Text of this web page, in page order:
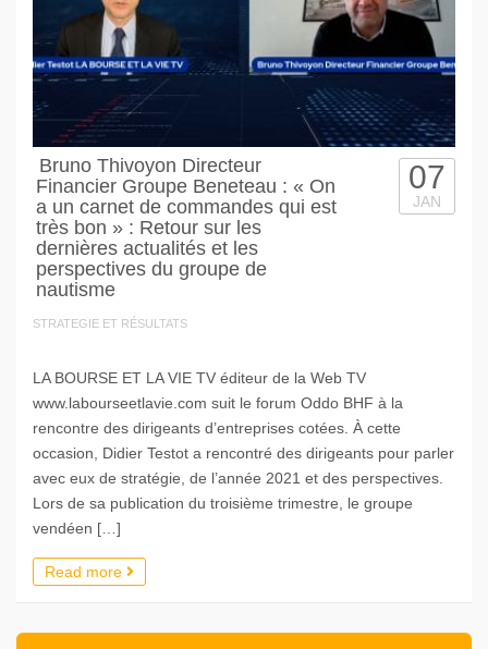
Bruno Thivoyon Directeur
Financier Groupe Beneteau : « On
a un carnet de commandes qui est
très bon » : Retour sur les
dernières actualités et les
perspectives du groupe de
nautisme
STRATEGIE ET RÉSULTATS
07
JAN
LA BOURSE ET LA VIE TV éditeur de la Web TV
www.labourseetlavie.com suit le forum Oddo BHF à la
rencontre des dirigeants d’entreprises cotées. À cette
occasion, Didier Testot a rencontré des dirigeants pour parler
avec eux de stratégie, de l’année 2021 et des perspectives.
Lors de sa publication du troisième trimestre, le groupe
vendéen […]
Read more